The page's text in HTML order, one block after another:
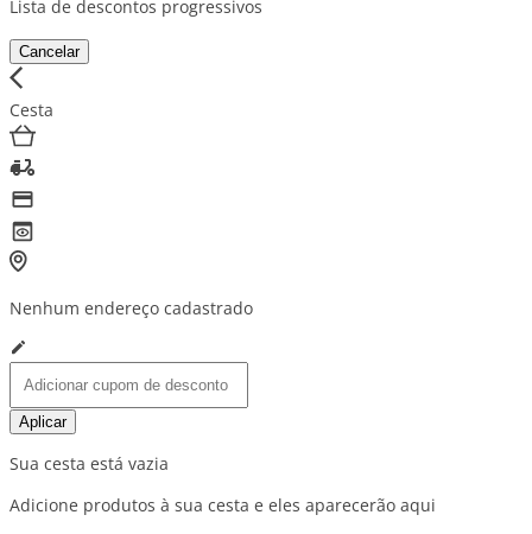
Lista de descontos progressivos
Cancelar
Cesta
Nenhum endereço cadastrado
Aplicar
Sua cesta está vazia
Adicione produtos à sua cesta e eles aparecerão aqui